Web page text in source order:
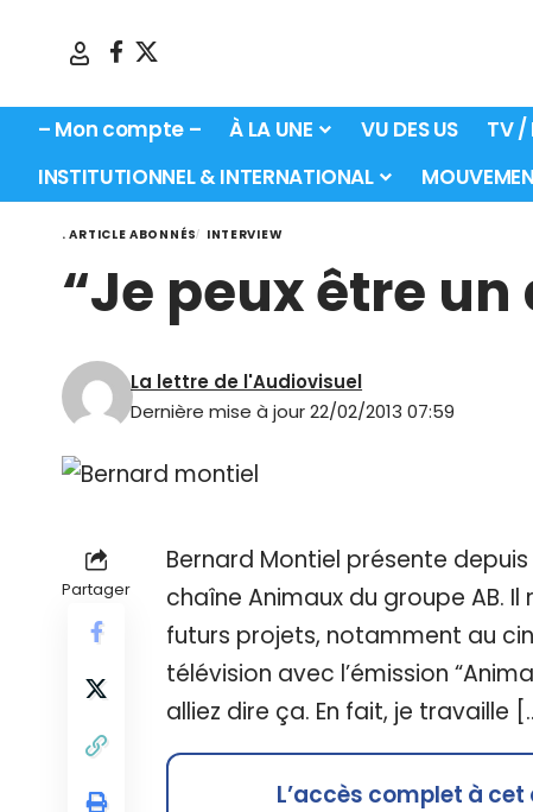
– Mon compte – À LA UNE VU DES US TV /
INSTITUTIONNEL & INTERNATIONAL
. ARTICLE ABONNÉS INTERVIEW
“Je peux être
Dernière mise à jour 22/02/2013 07:59
La lettre de l'Audiovisuel
Partager
Bernard Montiel présente
chaîne Animaux du groupe AB.
futurs projets, notamment au
télévision avec l’émission
alliez dire ça. En fait, je travaille
L’accès complet à